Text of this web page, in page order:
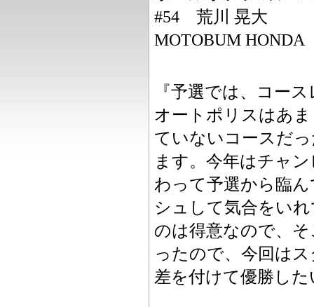
#54 荒川 晃大
MOTOBUM HONDA
『予選では、コー
オートポリスはあ
ていないコースだ
ます。今年はチャ
わって予選から臨
シュして気合をい
のは得意なので、
ったので、今回は
差を付けて優勝し